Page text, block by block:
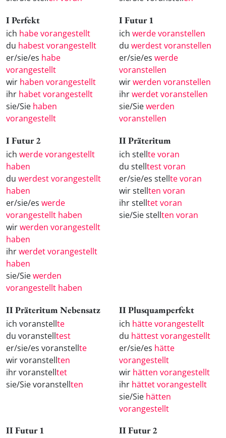
I Perfekt
ich habe vorangestellt
du habest vorangestellt
er/sie/es habe
vorangestellt
wir haben vorangestellt
ihr habet vorangestellt
sie/Sie haben
vorangestellt
I Futur 1
ich werde voranstellen
du werdest voranstellen
er/sie/es werde
voranstellen
wirwerden voranstellen
ihrwerdet voranstellen
sie/Siewerden
voranstellen
I Futur 2
ich werde vorangestellt
haben
du werdest vorangestellt
haben
er/sie/es werde
vorangestellt haben
wirwerden vorangestellt
haben
ihrwerdet vorangestellt
haben
sie/Siewerden
vorangestellt haben
II Präteritum
ich stellte voran
du stelltest voran
er/sie/es stellte voran
wir stellten voran
ihr stelltet voran
sie/Sie stellten voran
II Präteritum Nebensatz
ich voranstellte
du voranstelltest
er/sie/es voranstellte
wir voranstellten
ihr voranstelltet
sie/Sie voranstellten
II Plusquamperfekt
ich hätte vorangestellt
du hättest vorangestellt
er/sie/es hätte
vorangestellt
wir hätten vorangestellt
ihr hättet vorangestellt
sie/Sie hätten
vorangestellt
II Futur 1 II Futur 2